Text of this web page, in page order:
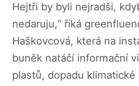
Hejtři by byli nejradši,
nedaruju,“ říká
Haškovcová, která na
buněk natáčí informační
plastů, dopadu